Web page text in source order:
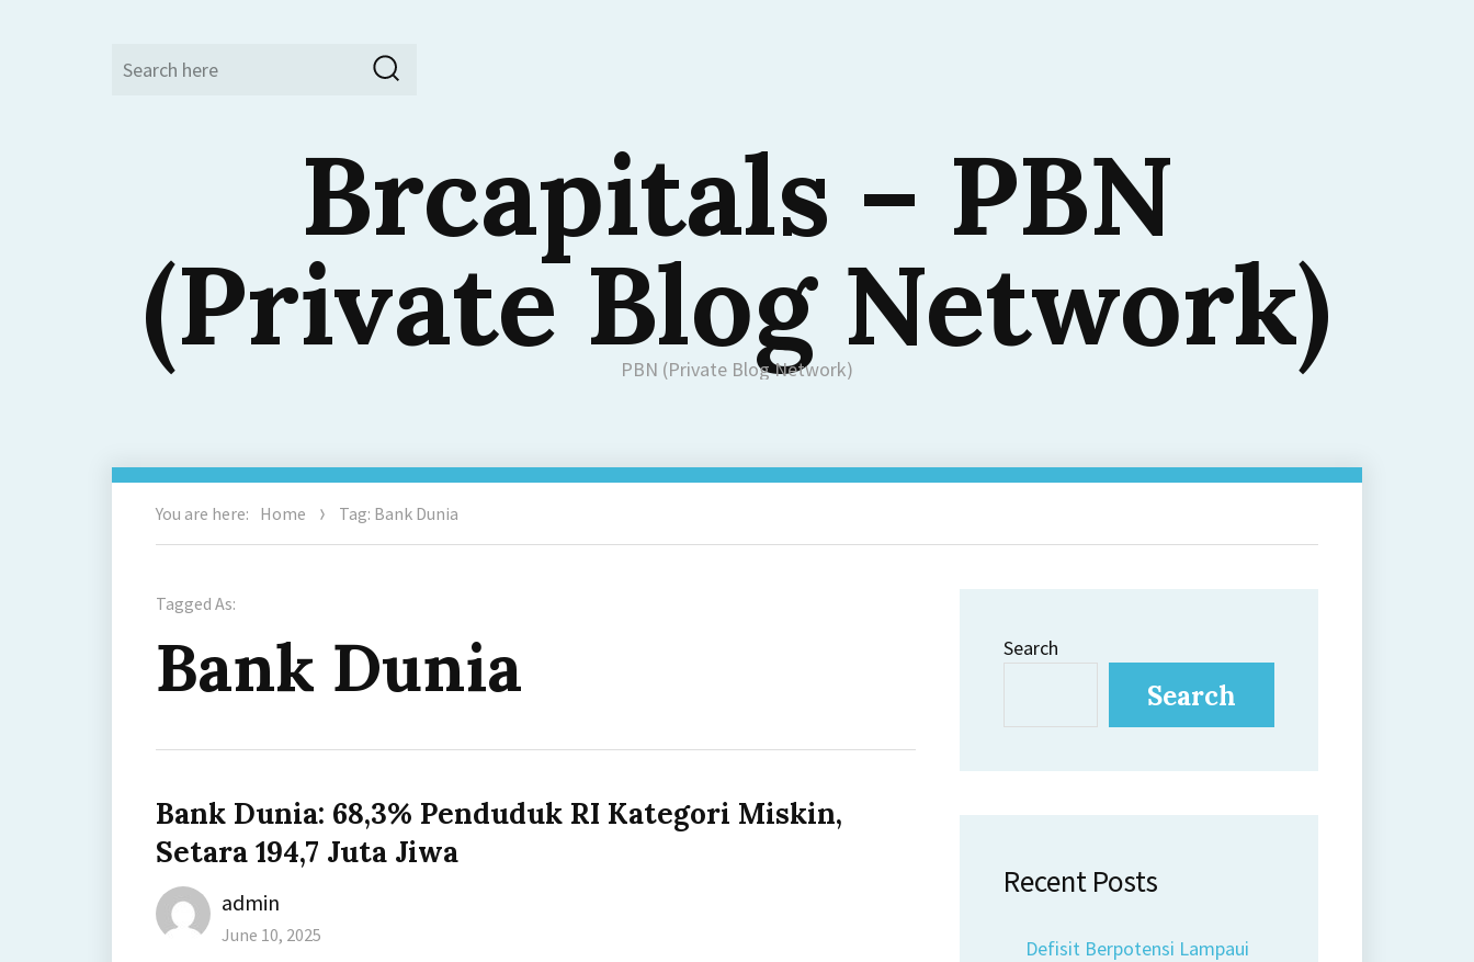
Search
Brcapitals – PBN
(Private Blog Network)
PBN (Private Blog Network)
You are here: Home Tag: Bank Dunia
Tagged As:
Bank Dunia
Bank Dunia: 68,3% Penduduk RI Kategori Miskin,
Setara 194,7 Juta Jiwa
Author
admin
Posted
June 10, 2025
Search
Search
Recent Posts
Defisit Berpotensi Lampaui